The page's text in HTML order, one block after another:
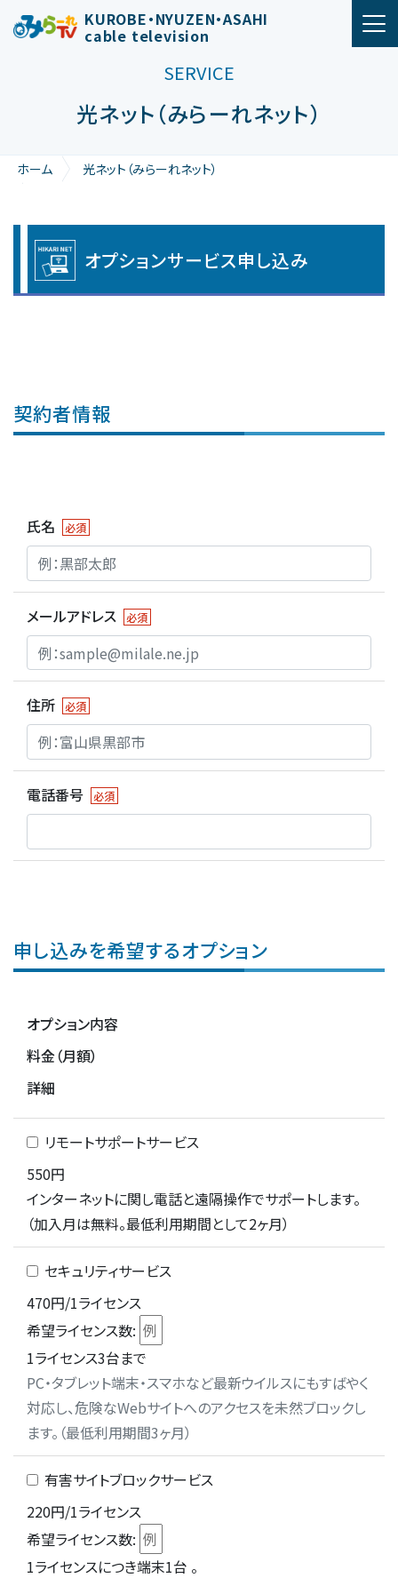
メインナビゲーション
KUROBE・NYUZEN・ASAHI
cable television
SERVICE
光ネット（みらーれネット）
ホーム
光ネット（みらーれネット）
オ
プ
シ
ー
申
し
込
み
オプションサービス申し込み
契約者情報
氏名 必須
メールアドレス 必須
住所 必須
電話番号 必須
申し込みを希望するオプション
オプション内容
料金（月額）
詳細
リモートサポートサービス
550円
インターネットに関し電話と遠隔操作でサポートします。
（加入月は無料。最低利用期間として2ヶ月）
セキュリティサービス
470円/1ライセンス
希望ライセンス数:
1ライセンス3台まで
PC・タブレット端末・スマホなど最新ウイルスにもすばやく
対応し、危険なWebサイトへのアクセスを未然ブロックし
ます。（最低利用期間3ヶ月）
有害サイトブロックサービス
220円/1ライセンス
希望ライセンス数:
1ライセンスにつき端末1台 。